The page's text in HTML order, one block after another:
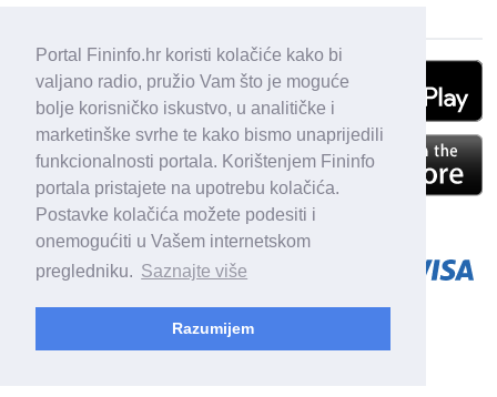
Portal Fininfo.hr koristi kolačiće kako bi
valjano radio, pružio Vam što je moguće
bolje korisničko iskustvo, u analitičke i
marketinške svrhe te kako bismo unaprijedili
funkcionalnosti portala. Korištenjem Fininfo
portala pristajete na upotrebu kolačića.
Postavke kolačića možete podesiti i
onemogućiti u Vašem internetskom
pregledniku. Saznajte više
Razumijem